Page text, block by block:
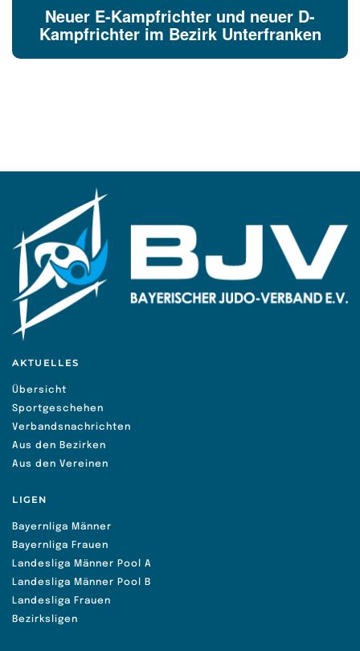
Neuer E-Kampfrichter und neuer D-
Kampfrichter im Bezirk Unterfranken
AKTUELLES
Übersicht
Sportgeschehen
Verbandsnachrichten
Aus den Bezirken
Aus den Vereinen
LIGEN
Bayernliga Männer
Bayernliga Frauen
Landesliga Männer Pool A
Landesliga Männer Pool B
Landesliga Frauen
Bezirksligen